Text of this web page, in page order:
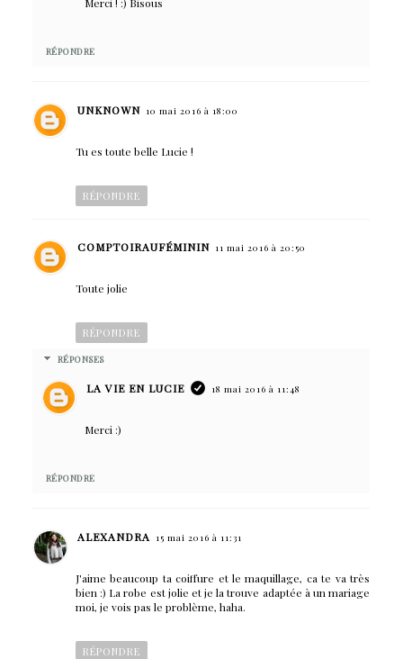
Merci ! :) Bisous
RÉPONDRE
UNKNOWN 10 mai 2016 à 18:00
Tu es toute belle Lucie !
RÉPONDRE
COMPTOIRAUFÉMININ 11 mai 2016 à 20:50
Toute jolie
RÉPONDRE
RÉPONSES
LA VIE EN LUCIE 18 mai 2016 à 11:48
Merci :)
RÉPONDRE
ALEXANDRA 15 mai 2016 à 11:31
J'aime beaucoup ta coiffure et le maquillage, ca te va très
bien :) La robe est jolie et je la trouve adaptée à un mariage
moi, je vois pas le problème, haha.
RÉPONDRE